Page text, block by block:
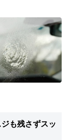
も残さずスッ